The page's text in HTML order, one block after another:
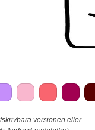
versionen eller